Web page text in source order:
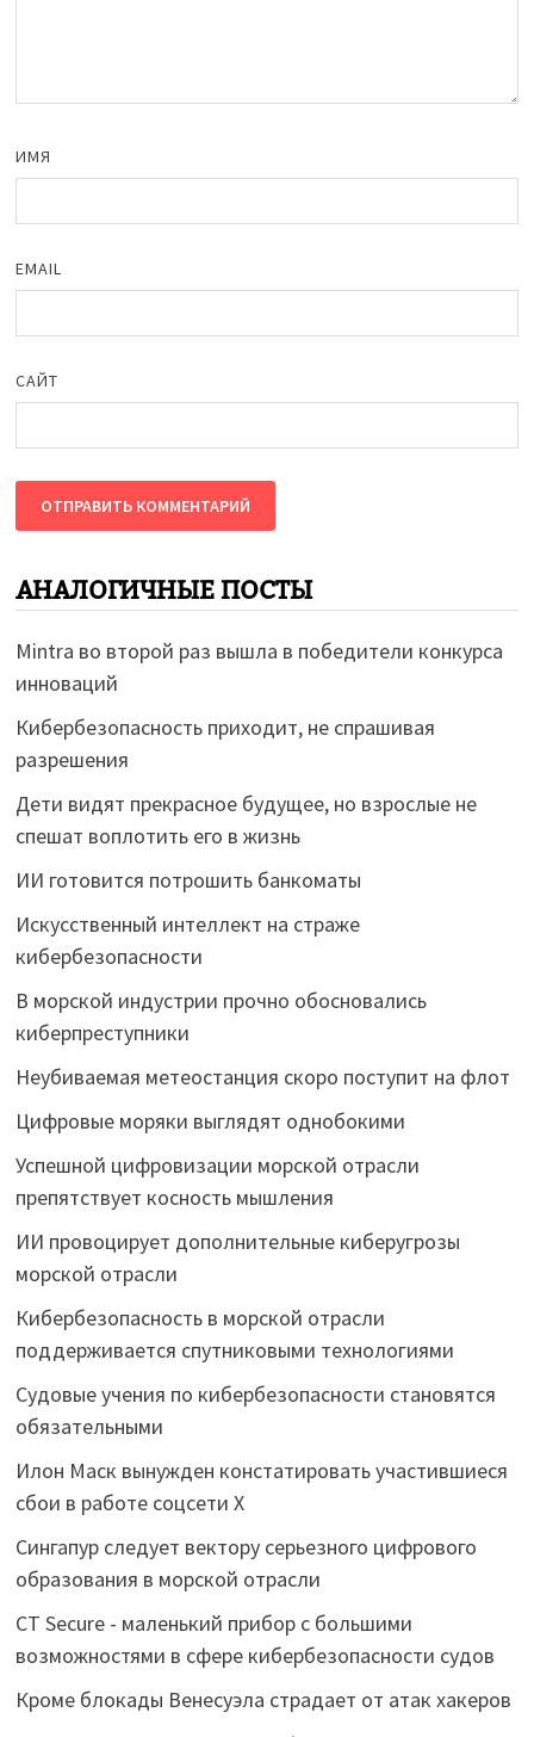
ИМЯ
EMAIL
САЙТ
АНАЛОГИЧНЫЕ ПОСТЫ
Mintra во второй раз вышла в победители конкурса
инноваций
Кибербезопасность приходит, не спрашивая
разрешения
Дети видят прекрасное будущее, но взрослые не
спешат воплотить его в жизнь
ИИ готовится потрошить банкоматы
Искусственный интеллект на страже
кибербезопасности
В морской индустрии прочно обосновались
киберпреступники
Неубиваемая метеостанция скоро поступит на флот
Цифровые моряки выглядят однобокими
Успешной цифровизации морской отрасли
препятствует косность мышления
ИИ провоцирует дополнительные киберугрозы
морской отрасли
Кибербезопасность в морской отрасли
поддерживается спутниковыми технологиями
Судовые учения по кибербезопасности становятся
обязательными
Илон Маск вынужден констатировать участившиеся
сбои в работе соцсети Х
Сингапур следует вектору серьезного цифрового
образования в морской отрасли
CT Secure - маленький прибор с большими
возможностями в сфере кибербезопасности судов
Кроме блокады Венесуэла страдает от атак хакеров